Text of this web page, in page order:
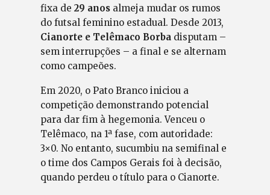
fixa de 29 anos almeja mudar os rumos
do futsal feminino estadual. Desde 2013,
Cianorte e Telêmaco Borbadisputam –
sem interrupções – a final e se alternam
como campeões.
Em 2020, o Pato Branco iniciou a
competição demonstrando potencial
para dar fim à hegemonia. Venceu o
Telêmaco, na 1ª fase, com autoridade:
3×0. No entanto, sucumbiu na semifinal e
o time dos Campos Gerais foi à decisão,
quando perdeu o título para o Cianorte.